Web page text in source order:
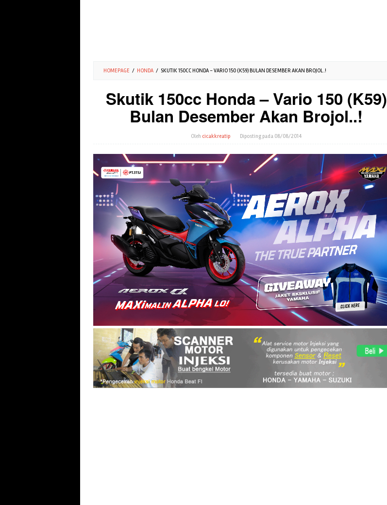
HOMEPAGE / HONDA / SKUTIK 150CC HONDA – VARIO 150 (K59) BULAN DESEMBER AKAN BROJOL..!
Skutik 150cc Honda – Vario 150 (K59)
Bulan Desember Akan Brojol..!
Oleh cicakkreatip Diposting pada 08/08/2014